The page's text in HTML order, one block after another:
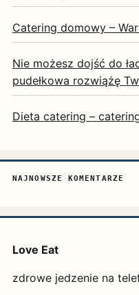
Catering domowy –
Nie możesz dojść do
pudełkowa rozwiążę
Dieta catering –
NAJNOWSZE KOMENTARZE
Love Eat
zdrowe jedzenie na